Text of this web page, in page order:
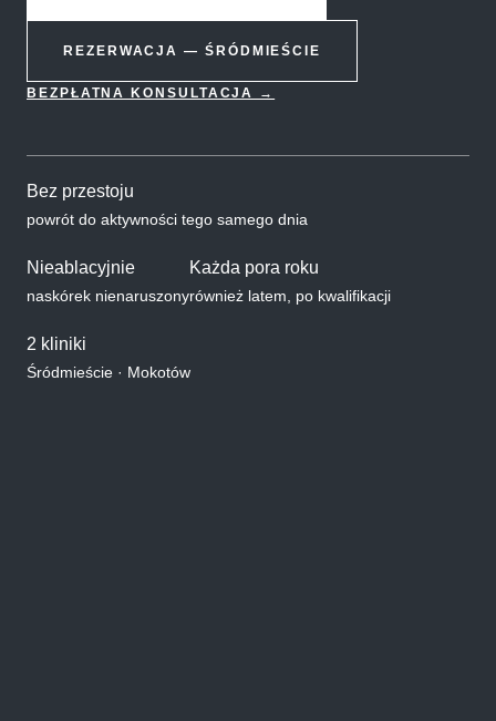
REZERWACJA — ŚRÓDMIEŚCIE
BEZPŁATNA KONSULTACJA →
Bez przestoju
powrót do aktywności tego samego dnia
Nieablacyjnie
naskórek nienaruszony
Każda pora roku
również latem, po kwalifikacji
2 kliniki
Śródmieście · Mokotów